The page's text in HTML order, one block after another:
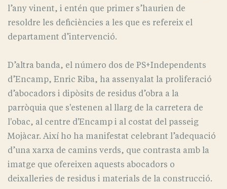
l’any vinent, i entén que primer s’haurien de
resoldre les deficiències a les que es refereix el
departament d’intervenció.
D’altra banda, el número dos de PS+Independents
d’Encamp, Enric Riba, ha assenyalat la proliferació
d’abocadors i dipòsits de residus d’obra a la
parròquia que s'estenen al llarg de la carretera de
l'obac, al centre d'Encamp i al costat del passeig
Mojàcar. Així ho ha manifestat celebrant l’adequació
d’una xarxa de camins verds, que contrasta amb la
imatge que ofereixen aquests abocadors o
deixalleries de residus i materials de la construcció.